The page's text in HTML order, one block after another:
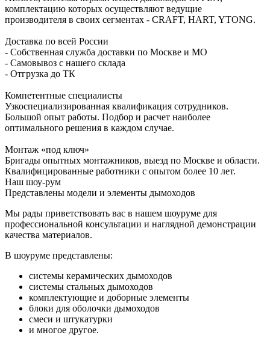
комплектацию которых осуществляют ведущие
производителя в своих сегментах - CRAFT, HART, YTONG.
Доставка по всей России
- Собственная служба доставки по Москве и МО
- Самовывоз с нашего склада
- Отгрузка до ТК
Компетентные специалисты
Узкоспециализированная квалификация сотрудников.
Большой опыт работы. Подбор и расчет наиболее
оптимального решения в каждом случае.
Монтаж «под ключ»
Бригады опытных монтажников, выезд по Москве и области.
Квалифицированные работники с опытом более 10 лет.
Наш шоу-рум
Представлены модели и элементы дымоходов
Мы рады приветствовать вас в нашем шоуруме для
профессиональной консультации и наглядной демонстрации
качества материалов.
В шоуруме представлены:
системы керамических дымоходов
системы стальных дымоходов
комплектующие и доборные элементы
блоки для оболочки дымоходов
смеси и штукатурки
и многое другое.